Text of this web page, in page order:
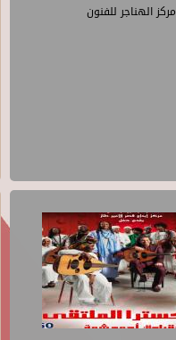
مركز الهناجر للفنون